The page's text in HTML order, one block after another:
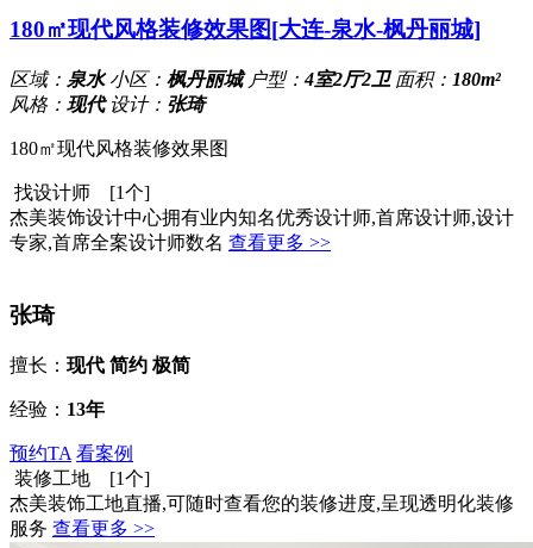
180㎡现代风格装修效果图[大连-泉水-枫丹丽城]
区域： 泉水 小区： 枫丹丽城 户型：4室2厅2卫 面积： 180m²
风格： 现代 设计： 张琦
180㎡现代风格装修效果图
找设计师 [1个]
杰美装饰设计中心拥有业内知名优秀设计师,首席设计师,设计
专家,首席全案设计师数名 查看更多 >>
张琦
擅长： 现代 简约 极简
经验： 13年
预约TA 看案例
装修工地 [1个]
杰美装饰工地直播,可随时查看您的装修进度,呈现透明化装修
服务 查看更多 >>